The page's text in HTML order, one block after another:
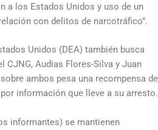
a los Estados Unidos y uso de un
con delitos de narcotráfico”.
Unidos (DEA) también busca
Audias Flores-Silva y Juan
ambos pesa una recompensa de
información que lleve a su arresto.
informantes) se mantienen